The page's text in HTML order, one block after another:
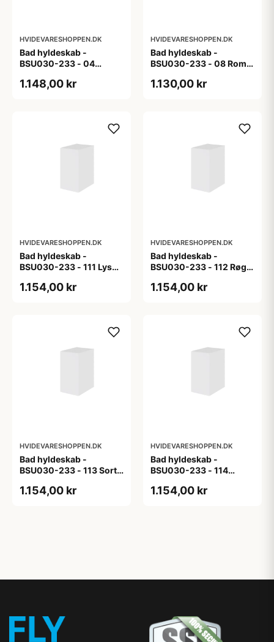
HVIDEVARESHOPPEN.DK
Bad hyldeskab -
BSU030-233 - 04
1.148,00 kr
HVIDEVARESHOPPEN.DK
Bad hyldeskab -
BSU030-233 - 08 Roma
1.130,00 kr
HVIDEVARESHOPPEN.DK
Bad hyldeskab -
BSU030-233 - 111 Lys
1.154,00 kr
HVIDEVARESHOPPEN.DK
Bad hyldeskab -
BSU030-233 - 112 Røget
1.154,00 kr
HVIDEVARESHOPPEN.DK
Bad hyldeskab -
BSU030-233 - 113 Sort
1.154,00 kr
HVIDEVARESHOPPEN.DK
Bad hyldeskab -
BSU030-233 - 114
m/eg ABS-kant
1.154,00 kr